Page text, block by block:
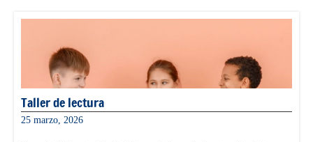
Taller de lectura
25 marzo, 2026